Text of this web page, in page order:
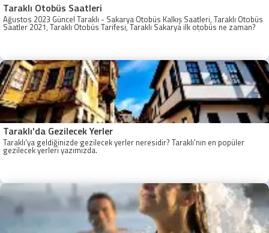
Taraklı Otobüs Saatleri
Ağustos 2023 Güncel Taraklı - Sakarya Otobüs Kalkış Saatleri, Taraklı Otobüs
Saatler 2021, Taraklı Otobüs Tarifesi, Taraklı Sakarya ilk otobüs ne zaman?
Taraklı - Sakarya Son Otobüs Ne zaman? Sakarya Taraklı İlk Otobüs Ne
Taraklı'da Gezilecek Yerler
Taraklı'ya geldiğinizde gezilecek yerler neresidir? Taraklı'nın en popüler
gezilecek yerleri yazımızda.